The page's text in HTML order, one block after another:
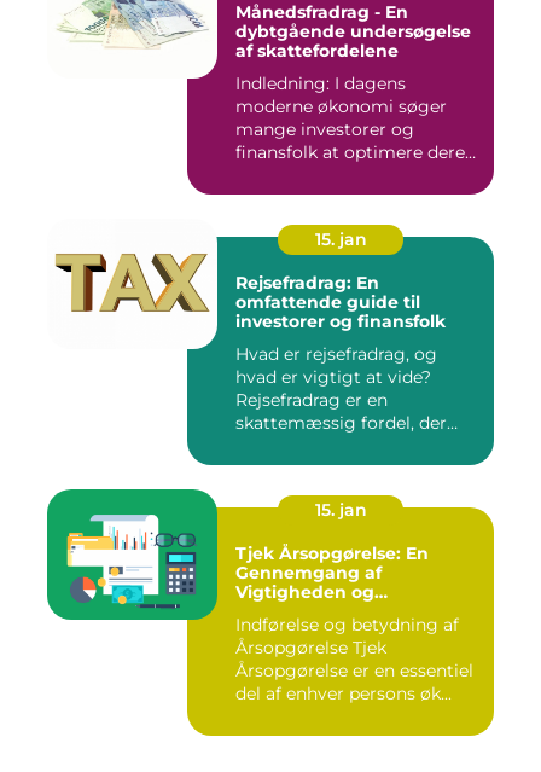
Månedsfradrag - En
dybtgående undersøgelse
af skattefordelene
Indledning: I dagens
moderne økonomi søger
mange investorer og
finansfolk at optimere deres
15. jan
Rejsefradrag: En
omfattende guide til
investorer og finansfolk
Hvad er rejsefradrag, og
hvad er vigtigt at vide?
Rejsefradrag er en
skattemæssig fordel, der
15. jan
Tjek Årsopgørelse: En
Gennemgang af
Vigtigheden og
Indførelse og betydning af
Årsopgørelse Tjek
Årsopgørelse er en essentiel
del af enhver persons øk...